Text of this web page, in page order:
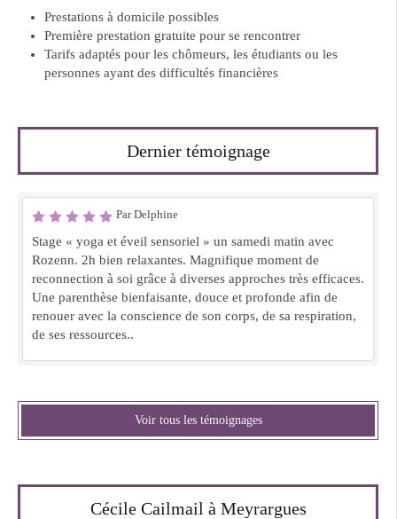
Prestations à domicile possibles
Première prestation gratuite pour se rencontrer
Tarifs adaptés pour les chômeurs, les étudiants ou les
personnes ayant des difficultés financières
Dernier témoignage
Par Delphine
Stage « yoga et éveil sensoriel » un samedi matin avec
Rozenn. 2h bien relaxantes. Magnifique moment de
reconnection à soi grâce à diverses approches très efficaces.
Une parenthèse bienfaisante, douce et profonde afin de
renouer avec la conscience de son corps, de sa respiration,
de ses ressources..
Voir tous les témoignages
Cécile Cailmail à Meyrargues